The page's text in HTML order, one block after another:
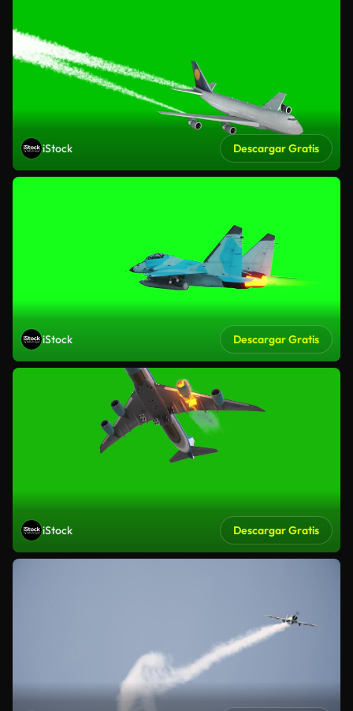
iStock Descargar Gratis
iStock Descargar Gratis
iStock Descargar Gratis